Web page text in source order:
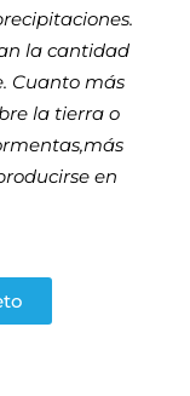
la cantidad
Cuanto más
la tierra o
en